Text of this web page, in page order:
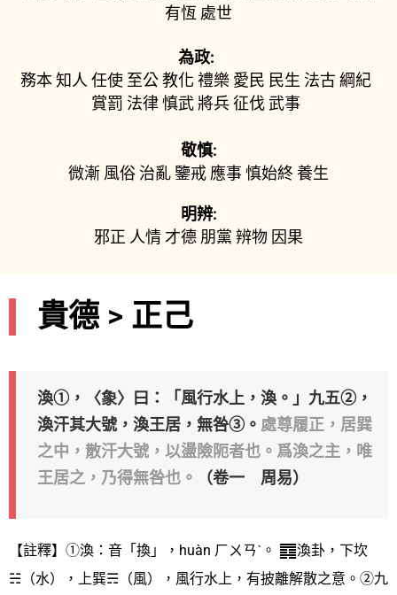
有恆 處世
為政:
務本知人 任使 至公教化 禮樂 愛民 民生 法古 綱紀
賞罰 法律慎武將兵征伐 武事
敬慎:
微漸 風俗 治亂鑒戒 應事慎始終養生
明辨:
邪正 人情才德 朋黨 辨物 因果
貴德 > 正己
渙①，〈𧰼〉曰：「風行水上，渙。」九五②，
渙汗其大號，渙王居，無咎③。 處尊履正，居巽
之中，散汗大號，以盪險阨者也。爲渙之主，唯
王居之，乃得無咎也。
（卷一 周易）
【註釋】①渙：音「換」，huàn ㄏㄨㄢˋ。
渙卦，下坎
☵（水），上巽☴（風），風行水上，有披離解散之意。②九